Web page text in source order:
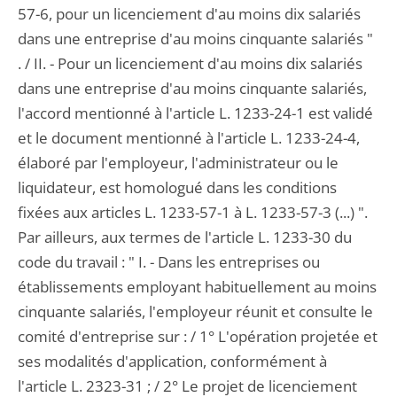
57-6, pour un licenciement d'au moins dix salariés
dans une entreprise d'au moins cinquante salariés "
. / II. - Pour un licenciement d'au moins dix salariés
dans une entreprise d'au moins cinquante salariés,
l'accord mentionné à l'article L. 1233-24-1 est validé
et le document mentionné à l'article L. 1233-24-4,
élaboré par l'employeur, l'administrateur ou le
liquidateur, est homologué dans les conditions
fixées aux articles L. 1233-57-1 à L. 1233-57-3 (...) ".
Par ailleurs, aux termes de l'article L. 1233-30 du
code du travail : " I. - Dans les entreprises ou
établissements employant habituellement au moins
cinquante salariés, l'employeur réunit et consulte le
comité d'entreprise sur : / 1° L'opération projetée et
ses modalités d'application, conformément à
l'article L. 2323-31 ; / 2° Le projet de licenciement